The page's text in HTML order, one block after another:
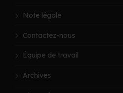
Note légale
Contactez-nous
Équipe de travail
Archives